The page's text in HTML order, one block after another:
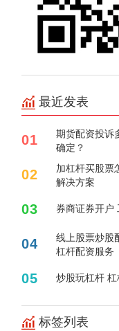
最近发表
01
期货配资投诉
确定？
02
加杠杆买股票
解决方案
03 券商证券开户
04
线上股票炒股
杠杆配资服务
05 炒股玩杠杆
标签列表